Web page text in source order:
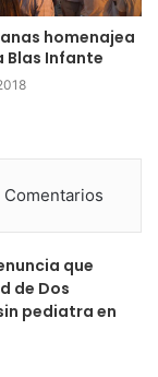
homenajea
Blas Infante
Comentarios
que
de Dos
pediatra en